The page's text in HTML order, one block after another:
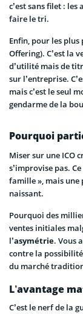
c’est sans filet : les
faire le tri.
Enfin, pour les plus
Offering). C’est la
d’utilité mais de
sur l’entreprise.
mais c’est le seul
gendarme de la
Pourquoi
Miser sur une ICO
s’improvise pas.
famille », mais une
naissant.
Pourquoi des
ventes initiales
l’asymétrie. Vous
contre la
du marché
L’avantage
C’est le nerf de la